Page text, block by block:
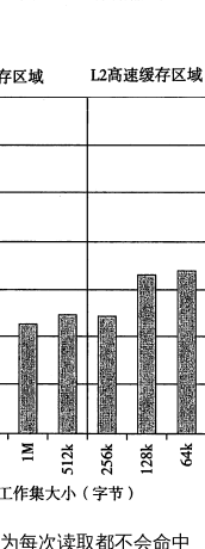
每次读取都不会命中